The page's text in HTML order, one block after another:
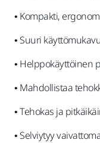
• Kompakti,
• Suuri
• Helppokäyttöinen
• Mahdollistaa
• Tehokas ja
• Selviytyy